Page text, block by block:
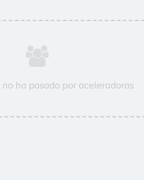
no ha pasado por aceleradoras